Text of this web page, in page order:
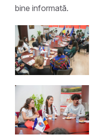
bine informată.